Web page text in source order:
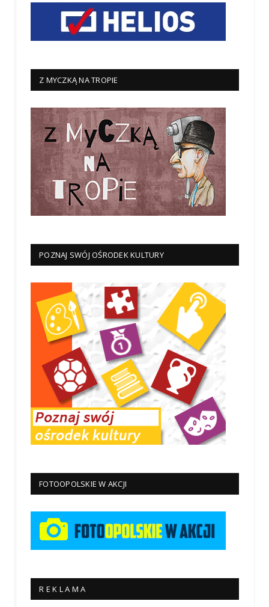
Z MYCZKĄ NA TROPIE
POZNAJ SWÓJ OŚRODEK KULTURY
FOTOOPOLSKIE W AKCJI
R E K L A M A